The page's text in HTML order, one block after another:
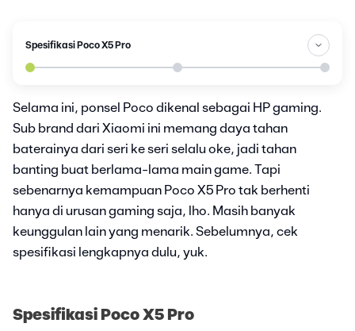
Spesifikasi Poco X5 Pro
Selama ini, ponsel Poco dikenal sebagai HP gaming.
Sub brand dari Xiaomi ini memang daya tahan
baterainya dari seri ke seri selalu oke, jadi tahan
banting buat berlama-lama main game. Tapi
sebenarnya kemampuan Poco X5 Pro tak berhenti
hanya di urusan gaming saja, lho. Masih banyak
keunggulan lain yang menarik. Sebelumnya, cek
spesifikasi lengkapnya dulu, yuk.
Spesifikasi Poco X5 Pro